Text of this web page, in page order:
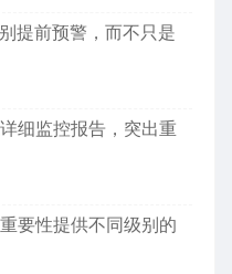
提前预警，而不只是
细监控报告，突出重
要性提供不同级别的